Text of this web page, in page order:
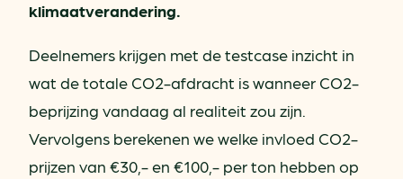
klimaatverandering.
Deelnemers krijgen met de testcase inzicht in
wat de totale CO2-afdracht is wanneer CO2-
beprijzing vandaag al realiteit zou zijn.
Vervolgens berekenen we welke invloed CO2-
prijzen van €30,- en €100,- per ton hebben op